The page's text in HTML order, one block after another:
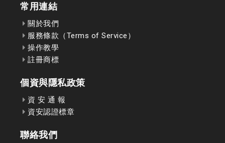
常用連結
關於我們
服務條款（Terms of Service）
操作教學
註冊商標
個資與隱私政策
資 安 通 報
資安認證標章
聯絡我們